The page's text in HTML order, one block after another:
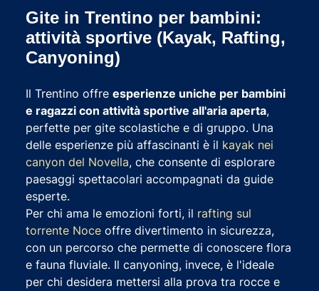
Gite in Trentino per bambini:
attività sportive (Kayak, Rafting,
Canyoning)
Il Trentino offre esperienze uniche per bambini
e ragazzi con attività sportive all'aria aperta,
perfette per gite scolastiche e di gruppo. Una
delle esperienze più affascinanti è il kayak nei
canyon del Novella, che consente di esplorare
paesaggi spettacolari accompagnati da guide
esperte.
Per chi ama le emozioni forti, il rafting sul
torrente Noce offre divertimento in sicurezza,
con un percorso che permette di conoscere flora
e fauna fluviale. Il canyoning, invece, è l'ideale
per chi desidera mettersi alla prova tra rocce e